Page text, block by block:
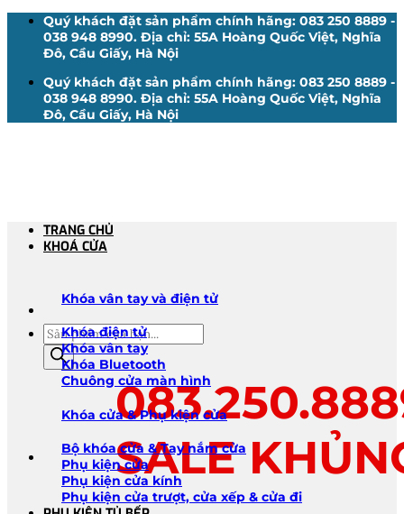
Quý khách đặt sản phẩm chính hãng: 083 250 8889 -
038 948 8990. Địa chỉ: 55A Hoàng Quốc Việt, Nghĩa
Đô, Cầu Giấy, Hà Nội
Quý khách đặt sản phẩm chính hãng: 083 250 8889 -
038 948 8990. Địa chỉ: 55A Hoàng Quốc Việt, Nghĩa
Đô, Cầu Giấy, Hà Nội
Tìm
kiếm
sản
phẩm
SALE
TRANG CHỦ
KHOÁ CỬA
Khóa vân tay và điện tử
Khóa điện tử
Khóa vân tay
Khóa Bluetooth
Chuông cửa màn hình
Khóa cửa & Phụ kiện cửa
Bộ khóa cửa & Tay nắm cửa
Phụ kiện cửa
Phụ kiện cửa kính
Phụ kiện cửa trượt, cửa xếp & cửa đi